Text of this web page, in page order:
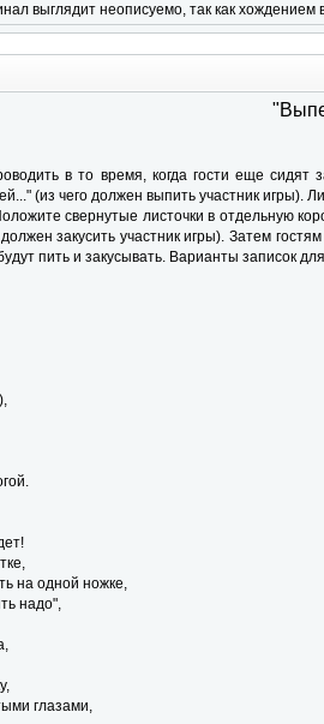
выглядит неописуемо, так как хождением
в то время, когда гости еще
(из чего должен выпить участник игры).
свернутые листочки в отдельную
закусить участник игры). Затем
пить и закусывать. Варианты записок
на одной ножке,
надо",
глазами,